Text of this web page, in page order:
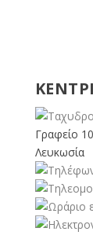
Γραφείο
Λευκωσία